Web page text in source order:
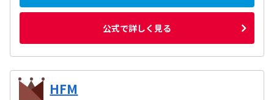
公式で詳しく見る
HFM